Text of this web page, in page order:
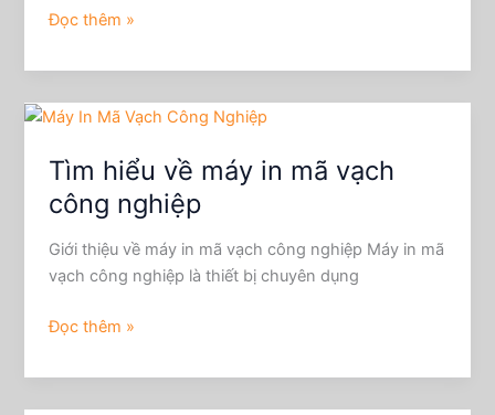
Định
và
Quan
Đọc thêm »
Tìm hiểu về máy in mã vạch
công nghiệp
Giới thiệu về máy in mã vạch công nghiệp Máy in mã
vạch công nghiệp là thiết bị chuyên dụng
Tìm
về
máy
in
mã
vạch
nghiệp
Đọc thêm »